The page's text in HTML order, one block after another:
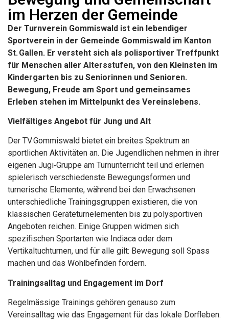
im Herzen der Gemeinde
Der Turnverein Gommiswald ist ein lebendiger
Sportverein in der Gemeinde Gommiswald im Kanton
St. Gallen. Er versteht sich als polisportiver Treffpunkt
für Menschen aller Altersstufen, von den Kleinsten im
Kindergarten bis zu Seniorinnen und Senioren.
Bewegung, Freude am Sport und gemeinsames
Erleben stehen im Mittelpunkt des Vereinslebens.
Vielfältiges Angebot für Jung und Alt
Der TV Gommiswald bietet ein breites Spektrum an
sportlichen Aktivitäten an. Die Jugendlichen nehmen in ihrer
eigenen Jugi‑Gruppe am Turnunterricht teil und erlernen
spielerisch verschiedenste Bewegungsformen und
turnerische Elemente, während bei den Erwachsenen
unterschiedliche Trainingsgruppen existieren, die von
klassischen Geräteturnelementen bis zu polysportiven
Angeboten reichen. Einige Gruppen widmen sich
spezifischen Sportarten wie Indiaca oder dem
Vertikaltuchturnen, und für alle gilt: Bewegung soll Spass
machen und das Wohlbefinden fördern.
Trainingsalltag und Engagement im Dorf
Regelmässige Trainings gehören genauso zum
Vereinsalltag wie das Engagement für das lokale Dorfleben.